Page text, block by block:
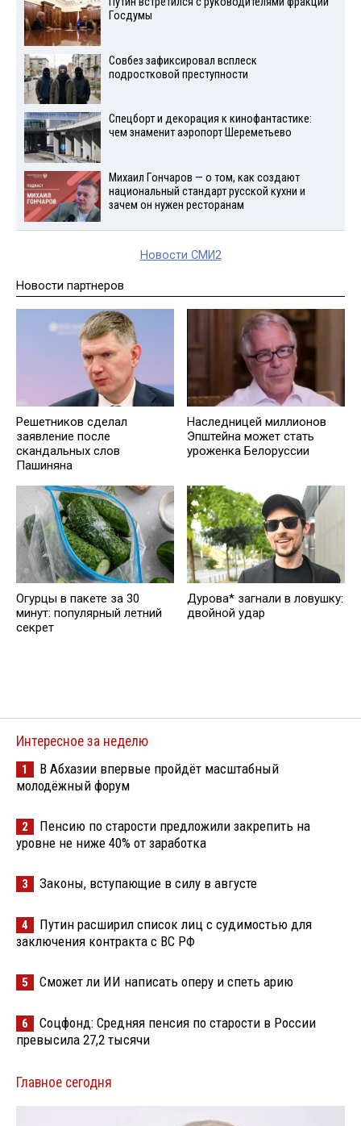
Госдумы
Совбез зафиксировал всплеск
подростковой преступности
Спецборт и декорация к кинофантастике:
чем знаменит аэропорт Шереметьево
Михаил Гончаров — о том, как создают
национальный стандарт русской кухни и
зачем он нужен ресторанам
Новости СМИ2
Новости партнеров
Решетников cделал
заявление после
скандальных слов
Пашиняна
Наследницей миллионов
Эпштейна может стать
уроженка Белоруссии
Огурцы в пакете за 30
минут: популярный летний
секрет
Дурова* загнали в ловушку:
двойной удар
Интересное за неделю
1
В Абхазии впервые пройдёт масштабный
молодёжный форум
2
Пенсию по старости предложили закрепить на
уровне не ниже 40% от заработка
3 Законы, вступающие в силу в августе
4
Путин расширил список лиц с судимостью для
заключения контракта с ВС РФ
5 Сможет ли ИИ написать оперу и спеть арию
6
Соцфонд: Средняя пенсия по старости в России
превысила 27,2 тысячи
Главное сегодня